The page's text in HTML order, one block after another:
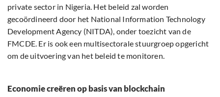
private sector in Nigeria. Het beleid zal worden
gecoördineerd door het National Information Technology
Development Agency (NITDA), onder toezicht van de
FMCDE. Er is ook een multisectorale stuurgroep opgericht
om de uitvoering van het beleid te monitoren.
Economie creëren op basis van blockchain